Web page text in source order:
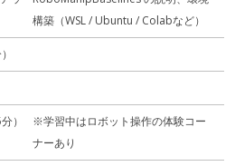
構築（WSL / Ubuntu / Colabなど）
）
※学習中はロボット操作の体験コー
ナーあり